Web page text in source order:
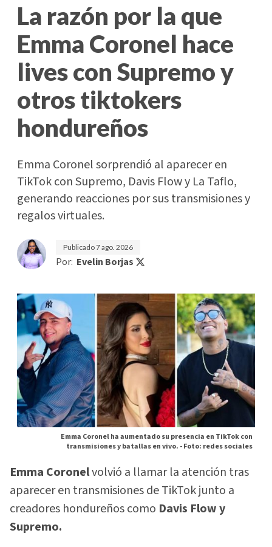
La razón por la que
Emma Coronel hace
lives con Supremo y
otros tiktokers
hondureños
Emma Coronel sorprendió al aparecer en
TikTok con Supremo, Davis Flow y La Taflo,
generando reacciones por sus transmisiones y
regalos virtuales.
Publicado7 ago. 2026
Por: Evelin Borjas
Emma Coronel ha aumentado su presencia en TikTok con
transmisiones y batallas en vivo. -Foto: redes sociales
Emma Coronelvolvió a llamar la atención tras
aparecer en transmisiones de TikTok junto a
creadores hondureños como Davis Flow y
Supremo.